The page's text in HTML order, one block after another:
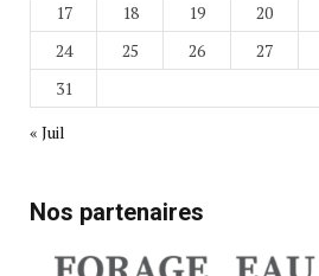
17
18 19 20
24
25 26 27
31
« Juil
Nos partenaires